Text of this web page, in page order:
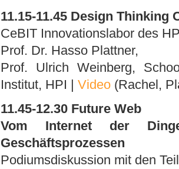
11.15-11.45 Design Thinking
CeBIT Innovationslabor des
Prof. Dr. Hasso Plattner,
Prof. Ulrich Weinberg,
Institut, HPI | Video(Rachel,
11.45-12.30 Future Web
Vom Internet der
Geschäftsprozessen
Podiumsdiskussion mit den